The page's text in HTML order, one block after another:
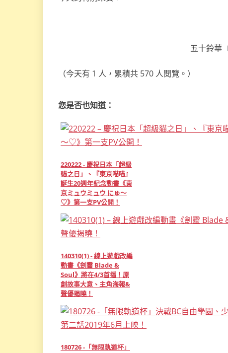
五十鈴華
（今天有 1 人，累積共 570 人閱覽。）
您是否也知道：
220222 - 慶祝日本「超級
貓之日」、『東京喵喵』
誕生20週年紀念動畫《東
京ミュウミュウ にゅ～
♡》第一支PV公開！
140310(1) - 線上遊戲改編
動畫《劍靈 Blade &
Soul》將在4/3首播！原
創故事大意、主角海報&
聲優揭曉！
180726 -「無限軌道杯」